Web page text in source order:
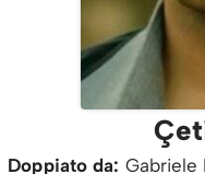
Doppiato da: Gabriele